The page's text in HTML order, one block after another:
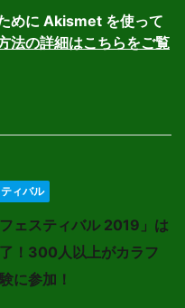
めに Akismet を使って
法の詳細はこちらをご覧
ィバル
ェスティバル 2019」は
！300人以上がカラフ
に参加！